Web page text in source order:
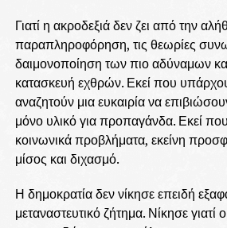
Γιατί η ακροδεξιά δεν ζει από την
παραπληροφόρηση, τις θεωρίες
δαιμονοποίηση των πιο αδύναμων
κατασκευή εχθρών. Εκεί που
αναζητούν μια ευκαιρία να
μόνο υλικό για προπαγάνδα. Εκεί
κοινωνικά προβλήματα, εκείνη
μίσος και διχασμό.
Η δημοκρατία δεν νίκησε επειδή
μεταναστευτικό ζήτημα. Νίκησε γιατί